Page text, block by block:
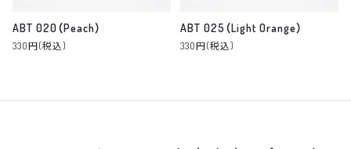
ABT 020（Peach）
330円(税込)
ABT 025（Light Orange）
330円(税込)